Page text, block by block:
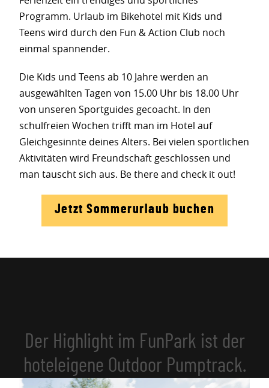
Programm. Urlaub im Bikehotel mit Kids und
Teens wird durch den Fun & Action Club noch
einmal spannender.
Die Kids und Teens ab 10 Jahre werden an
ausgewählten Tagen von 15.00 Uhr bis 18.00 Uhr
von unseren Sportguides gecoacht. In den
schulfreien Wochen trifft man im Hotel auf
Gleichgesinnte deines Alters. Bei vielen sportlichen
Aktivitäten wird Freundschaft geschlossen und
man tauscht sich aus. Be there and check it out!
Jetzt Sommerurlaub buchen
Der Highlight im FunPark ist der
hoteleigene Outdoor Pumptrack.